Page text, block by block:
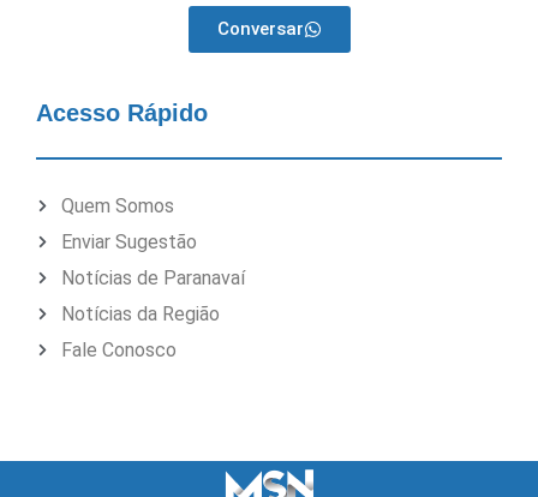
Conversar
Acesso Rápido
Quem Somos
Enviar Sugestão
Notícias de Paranavaí
Notícias da Região
Fale Conosco